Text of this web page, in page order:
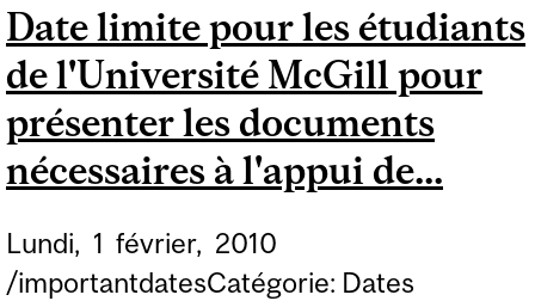
D'ÉTUDIANTS
Date limite pour les étudiants
de l'Université McGill pour
présenter les documents
nécessaires à l'appui de...
Lundi, 1 février, 2010
/importantdatesCatégorie: Dates